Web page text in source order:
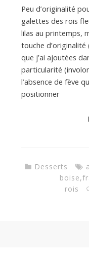
Peu d’originalité
galettes des rois
lilas au printemps,
touche
que j’ai ajoutées
particularité
l’absence de fève
positionner
Desserts
boise,
rois